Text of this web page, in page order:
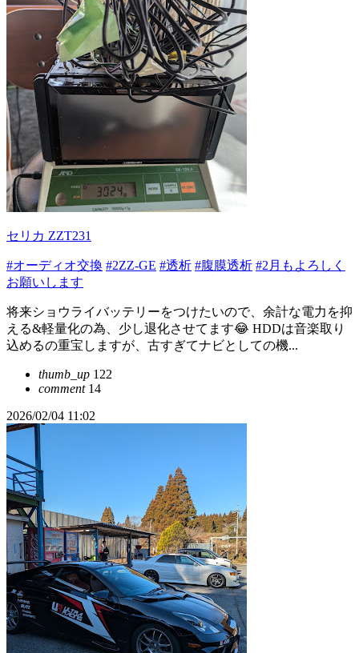
セリカ ZZT231
#オーディオ交換 #2ZZ-GE #透析 #腹膜透析 #2月もよろしく
お願いします
将来ショウライバッテリーをつけたいので、余計な電力を抑
える&軽量化の為、少し退化させてます😂 HDDは音楽取り
込めるの重宝しますが、古すぎてナビとしての機...
thumb_up 122
comment14
2026/02/04 11:02